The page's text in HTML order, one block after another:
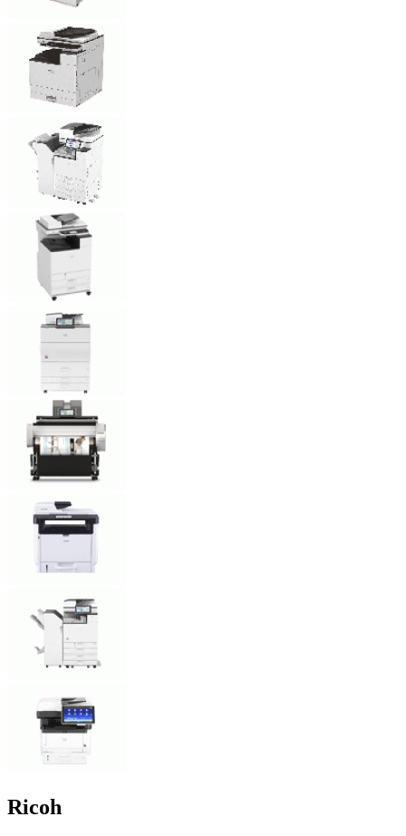
Ricoh